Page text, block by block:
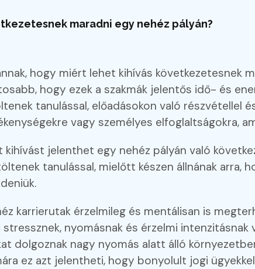
maradni egy nehéz pályán?
hogy miért lehet kihívás következetesnek
hogy ezek a szakmák jelentős idő- és
tanulással, előadásokon való részvétellel
vagy személyes elfoglaltságokra,
kihívást jelenthet egy nehéz pályán való
tanulással, mielőtt készen állnának arra,
karrierutak érzelmileg és mentálisan is
nyomásnak és érzelmi
dolgoznak nagy nyomás alatt álló
ez azt jelentheti, hogy bonyolult jogi